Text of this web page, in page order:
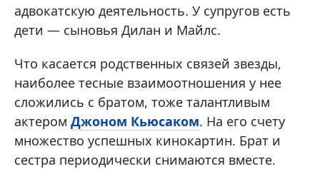
адвокатскую деятельность. У супругов есть
дети — сыновья Дилан и Майлс.
Что касается родственных связей звезды,
наиболее тесные взаимоотношения у нее
сложились с братом, тоже талантливым
актером Джоном Кьюсаком. На его счету
множество успешных кинокартин. Брат и
сестра периодически снимаются вместе.